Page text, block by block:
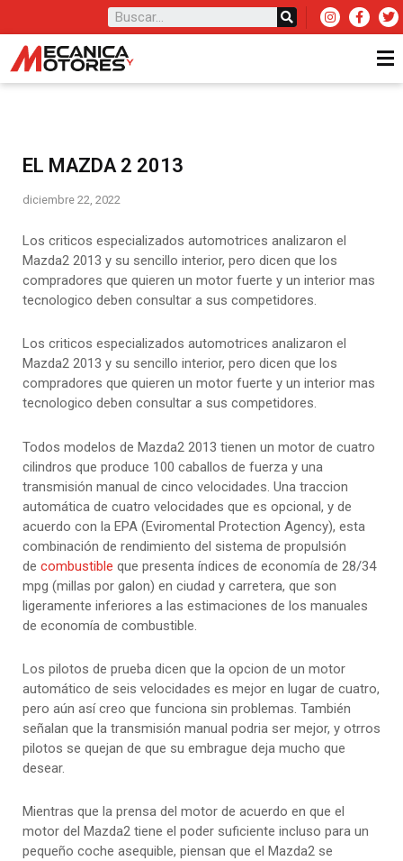
EL MAZDA 2 2013
diciembre 22, 2022
Los criticos especializados automotrices analizaron el
Mazda2 2013 y su sencillo interior, pero dicen que los
compradores que quieren un motor fuerte y un interior mas
tecnologico deben consultar a sus competidores.
Los criticos especializados automotrices analizaron el
Mazda2 2013 y su sencillo interior, pero dicen que los
compradores que quieren un motor fuerte y un interior mas
tecnologico deben consultar a sus competidores.
Todos modelos de Mazda2 2013 tienen un motor de cuatro
cilindros que produce 100 caballos de fuerza y ​​una
transmisión manual de cinco velocidades. Una traccion
automática de cuatro velocidades que es opcional, y de
acuerdo con la EPA (Eviromental Protection Agency), esta
combinación de rendimiento del sistema de propulsión
de combustible que presenta índices de economía de 28/34
mpg (millas por galon) en ciudad y carretera, que son
ligeramente inferiores a las estimaciones de los manuales
de economía de combustible.
Los pilotos de prueba dicen que la opcion de un motor
automático de seis velocidades es mejor en lugar de cuatro,
pero aún así creo que funciona sin problemas. También
señalan que la transmisión manual podria ser mejor, y otrros
pilotos se quejan de que su embrague deja mucho que
desear.
Mientras que la prensa del motor de acuerdo en que el
motor del Mazda2 tiene el poder suficiente incluso para un
pequeño coche asequible, piensan que el Mazda2 se